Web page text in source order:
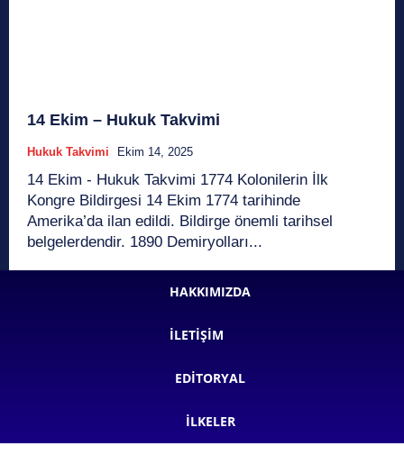
14 Ekim – Hukuk Takvimi
Hukuk Takvimi Ekim 14, 2025
14 Ekim - Hukuk Takvimi 1774 Kolonilerin İlk
Kongre Bildirgesi 14 Ekim 1774 tarihinde
Amerika’da ilan edildi. Bildirge önemli tarihsel
belgelerdendir. 1890 Demiryolları...
HAKKIMIZDA
İLETIŞIM
EDITORYAL
İLKELER